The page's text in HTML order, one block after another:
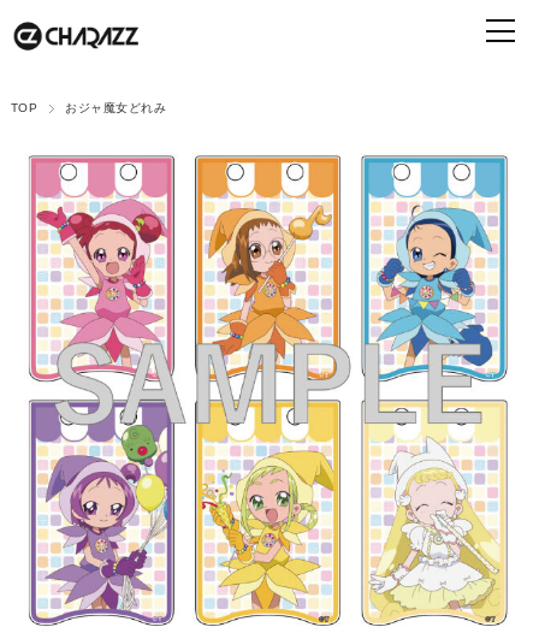
TOP おジャ魔女どれみ